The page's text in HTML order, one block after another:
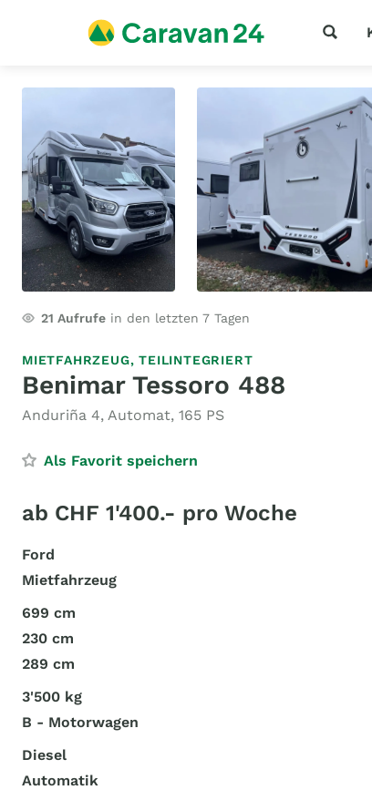
21 Aufrufe in den letzten 7 Tagen
MIETFAHRZEUG,TEILINTEGRIERT
Benimar Tessoro 488
Anduriña 4, Automat, 165 PS
Als Favorit speichern
ab CHF 1'400.- pro Woche
Ford
Mietfahrzeug
699 cm
230 cm
289 cm
3'500 kg
B - Motorwagen
Diesel
Automatik